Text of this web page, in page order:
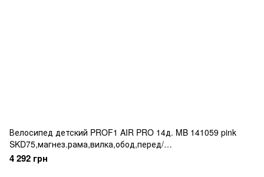
Велосипед детский PROF1 AIR PRO 14д. MB 141059 pink
SKD75,магнез.рама,вилка,обод,перед/
зад.диск.торм.,корзина,крылья,доп.кол, розовый
4 292 грн